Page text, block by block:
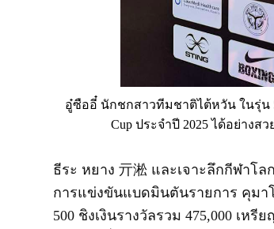
อู๋ซืออี๋ นักชกสาวทีมชาติไต้หวัน ในรุ่น
Cup ประจำปี 2025 ได้อย่าง
ธีระ หยาง亓淞 และเจาะลึกกีฬาโล
การแข่งขันแบดมินตันรายการ คุมา
500 ชิงเงินรางวัลรวม475,000 เหรี